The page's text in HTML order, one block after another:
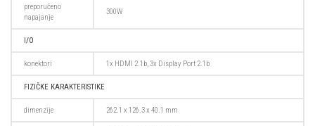
preporučeno
napajanje
300W
I/O
konektori 1x HDMI 2.1b, 3x Display Port 2.1b
FIZIČKE KARAKTERISTIKE
dimenzije 262.1 x 126.3 x 40.1 mm